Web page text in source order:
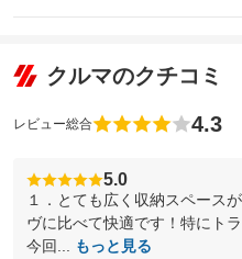
クルマのクチコミ
レビュー総合 4.3
5.0
１．とても広く収納スペース
ヴに比べて快適です！特にト
今回...
もっと見る